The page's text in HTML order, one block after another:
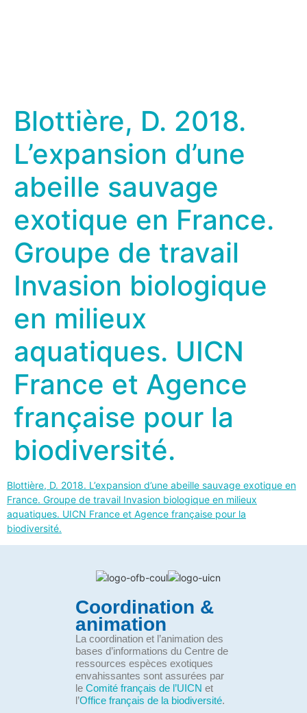
Blottière, D. 2018.
L’expansion d’une
abeille sauvage
exotique en France.
Groupe de travail
Invasion biologique
en milieux
aquatiques. UICN
France et Agence
française pour la
biodiversité.
Blottière, D. 2018. L’expansion d’une abeille sauvage exotique en
France. Groupe de travail Invasion biologique en milieux
aquatiques. UICN France et Agence française pour la
biodiversité.
Coordination &
animation
La coordination et l’animation des
bases d’informations du Centre de
ressources espèces exotiques
envahissantes sont assurées par
le Comité français de l’UICN et
l’Office français de la biodiversité.